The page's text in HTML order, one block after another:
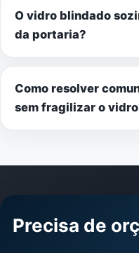
O vidro blindado
da portaria?
Como resolver
sem fragilizar o
Precisa de